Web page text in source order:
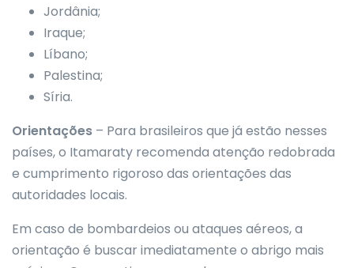
Jordânia;
Iraque;
Líbano;
Palestina;
Síria.
Orientações – Para brasileiros que já estão nesses
países, o Itamaraty recomenda atenção redobrada
e cumprimento rigoroso das orientações das
autoridades locais.
Em caso de bombardeios ou ataques aéreos, a
orientação é buscar imediatamente o abrigo mais